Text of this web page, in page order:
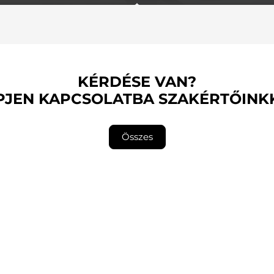
KÉRDÉSE VAN?
KAPCSOLATBA
Összes